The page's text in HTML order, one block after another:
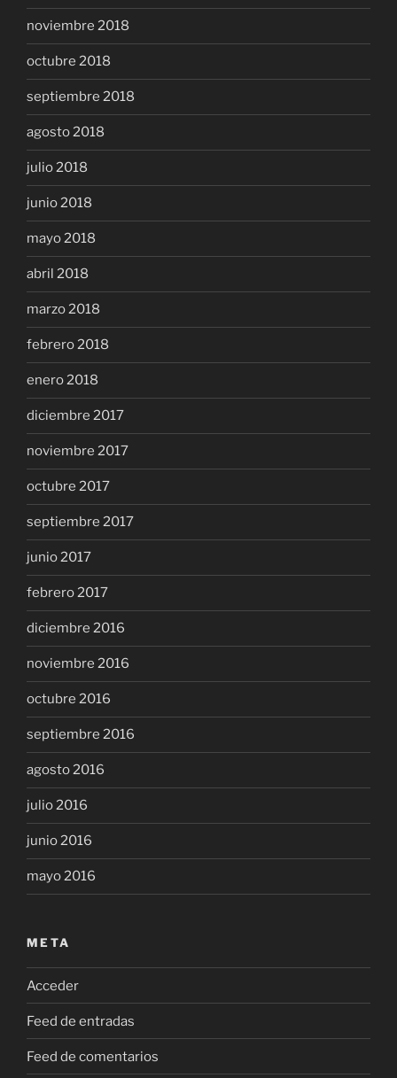
noviembre 2018
octubre 2018
septiembre 2018
agosto 2018
julio 2018
junio 2018
mayo 2018
abril 2018
marzo 2018
febrero 2018
enero 2018
diciembre 2017
noviembre 2017
octubre 2017
septiembre 2017
junio 2017
febrero 2017
diciembre 2016
noviembre 2016
octubre 2016
septiembre 2016
agosto 2016
julio 2016
junio 2016
mayo 2016
META
Acceder
Feed de entradas
Feed de comentarios